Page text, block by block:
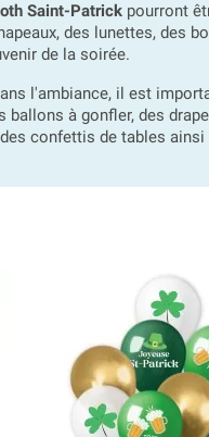
Saint-Patrick pourront
des lunettes, des
de la soirée.
l'ambiance, il est
ballons à gonfler, des
confettis de tables